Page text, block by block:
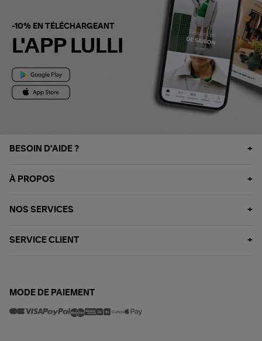
-10% EN TÉLÉCHARGEANT
L'APP LULLI
BESOIN D'AIDE ?
À PROPOS
NOS SERVICES
SERVICE CLIENT
MODE DE PAIEMENT